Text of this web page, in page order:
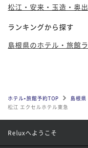
松江・安来・玉造・奥
ランキングから探す
島根県のホテル・旅館
ホテル•旅館予約TOP 島根県
松江 エクセルホテル東急
Reluxへようこそ